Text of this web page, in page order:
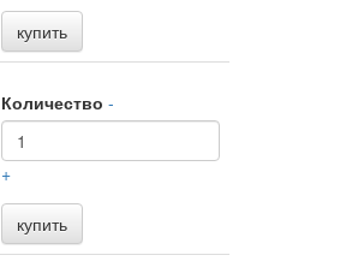
купить
Количество -
+
купить